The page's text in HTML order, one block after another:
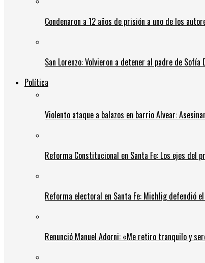
Condenaron a 12 años de prisión a uno de los
San Lorenzo: Volvieron a detener al padre de
Política
Violento ataque a balazos en barrio Alvear:
Reforma Constitucional en Santa Fe: Los ejes del
Reforma electoral en Santa Fe: Michlig defendió
Renunció Manuel Adorni: «Me retiro tranquilo y